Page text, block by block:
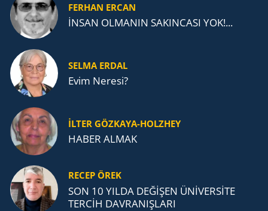
FERHAN ERCAN
İNSAN OLMANIN SAKINCASI YOK!...
SELMA ERDAL
Evim Neresi?
İLTER GÖZKAYA-HOLZHEY
HABER ALMAK
RECEP ÖREK
SON 10 YILDA DEĞİŞEN ÜNİVERSİTE
TERCİH DAVRANIŞLARI